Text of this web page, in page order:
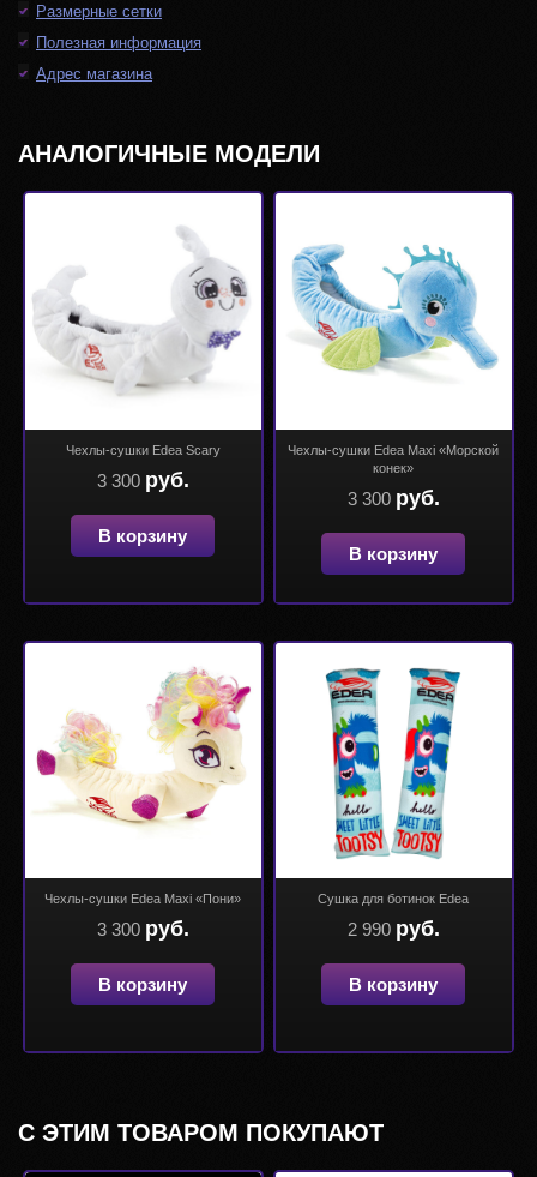
Размерные сетки
Полезная информация
Адрес магазина
АНАЛОГИЧНЫЕ МОДЕЛИ
Чехлы-сушки Edea Scary
3 300 руб.
В корзину
Чехлы-сушки Edea Maxi «Морской
конек»
3 300 руб.
В корзину
Чехлы-сушки Edea Maxi «Пони»
3 300 руб.
В корзину
Сушка для ботинок Edea
2 990 руб.
В корзину
С ЭТИМ ТОВАРОМ ПОКУПАЮТ